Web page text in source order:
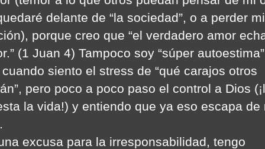
delante de “la sociedad”, o a perder mi
porque creo que “el verdadero amor
(1 Juan 4) Tampoco soy “súper
siento el stress de “qué carajos otros
pero poco a poco paso el control a Dios
la vida!) y entiendo que ya eso escapa de
excusa para la irresponsabilidad, tengo